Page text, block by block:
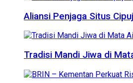
Aliansi Penjaga Situs
Tradisi Mandi Jiwa di